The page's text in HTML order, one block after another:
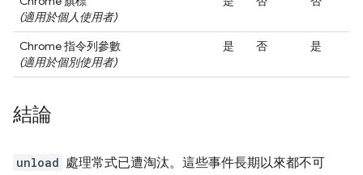
(適用於個人使用者)
Chrome 指令列參數
(適用於個別使用者)
是 否 是
結論
unload 處理常式已遭淘汰。這些事件長期以來都不可